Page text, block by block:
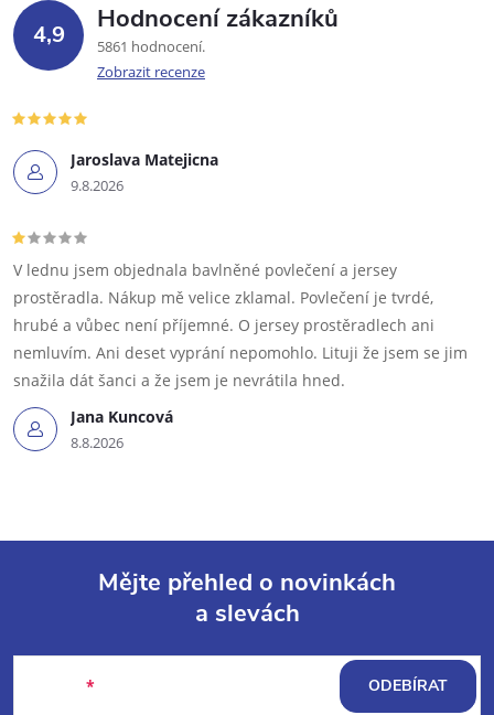
4,9 Hodnocení zákazníků
5861 hodnocení
Zobrazit recenze
Jaroslava Matejicna
9.8.2026
Jana Kuncová
8.8.2026
V lednu jsem objednala bavlněné povlečení a jersey
prostěradla. Nákup mě velice zklamal. Povlečení je tvrdé,
hrubé a vůbec není příjemné. O jersey prostěradlech ani
nemluvím. Ani deset vyprání nepomohlo. Lituji že jsem se jim
snažila dát šanci a že jsem je nevrátila hned.
Mějte přehled o novinkách
a slevách
ODEBÍRAT